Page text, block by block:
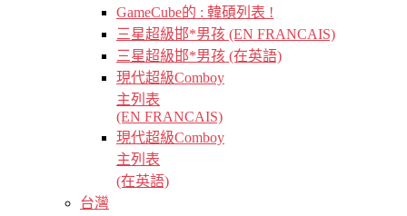
GameCube的 : 韓碩列表 !
三星超級邯*男孩 (EN FRANCAIS)
三星超級邯*男孩 (在英語)
現代超級Comboy
主列表
(EN FRANCAIS)
現代超級Comboy
主列表
(在英語)
台灣